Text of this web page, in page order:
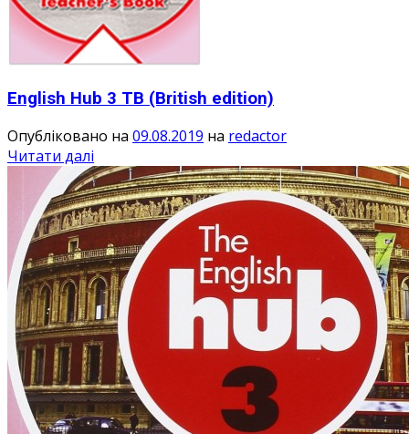
English Hub 3 TB (British edition)
Опубліковано на 09.08.2019 на redactor
Читати далі